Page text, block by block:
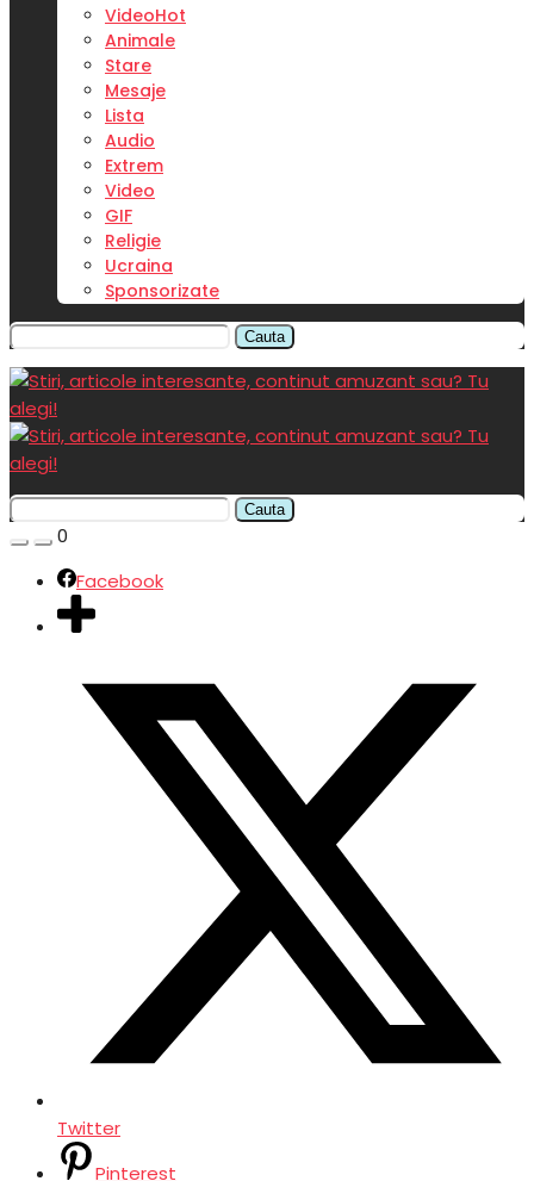
VideoHot
Animale
Stare
Mesaje
Lista
Audio
Extrem
Video
GIF
Religie
Ucraina
Sponsorizate
Cauta
Cauta
0
Facebook
Twitter
Pinterest